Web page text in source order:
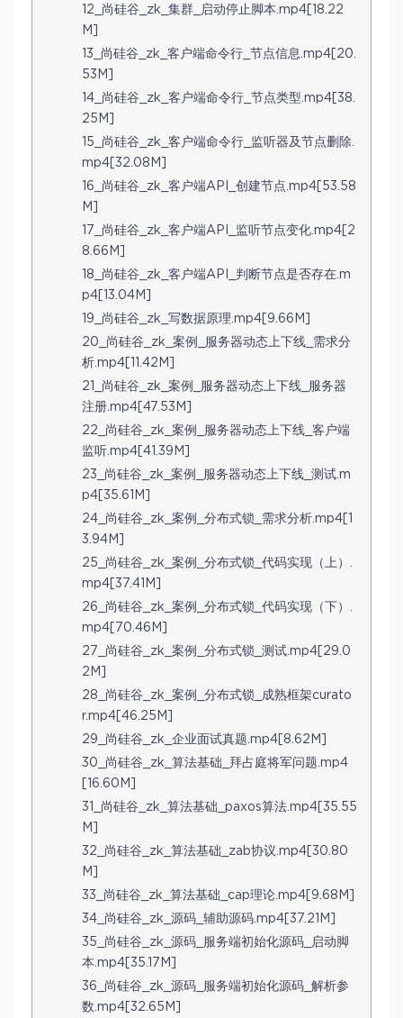
12_尚硅谷_zk_集群_启动停止脚本.mp4[18.22
M]
13_尚硅谷_zk_客户端命令行_节点信息.mp4[20.
53M]
14_尚硅谷_zk_客户端命令行_节点类型.mp4[38.
25M]
15_尚硅谷_zk_客户端命令行_监听器及节点删除.
mp4[32.08M]
16_尚硅谷_zk_客户端API_创建节点.mp4[53.58
M]
17_尚硅谷_zk_客户端API_监听节点变化.mp4[2
8.66M]
18_尚硅谷_zk_客户端API_判断节点是否存在.m
p4[13.04M]
19_尚硅谷_zk_写数据原理.mp4[9.66M]
20_尚硅谷_zk_案例_服务器动态上下线_需求分
析.mp4[11.42M]
21_尚硅谷_zk_案例_服务器动态上下线_服务器
注册.mp4[47.53M]
22_尚硅谷_zk_案例_服务器动态上下线_客户端
监听.mp4[41.39M]
23_尚硅谷_zk_案例_服务器动态上下线_测试.m
p4[35.61M]
24_尚硅谷_zk_案例_分布式锁_需求分析.mp4[1
3.94M]
25_尚硅谷_zk_案例_分布式锁_代码实现（上）.
mp4[37.41M]
26_尚硅谷_zk_案例_分布式锁_代码实现（下）.
mp4[70.46M]
27_尚硅谷_zk_案例_分布式锁_测试.mp4[29.0
2M]
28_尚硅谷_zk_案例_分布式锁_成熟框架curato
r.mp4[46.25M]
29_尚硅谷_zk_企业面试真题.mp4[8.62M]
30_尚硅谷_zk_算法基础_拜占庭将军问题.mp4
[16.60M]
31_尚硅谷_zk_算法基础_paxos算法.mp4[35.55
M]
32_尚硅谷_zk_算法基础_zab协议.mp4[30.80
M]
33_尚硅谷_zk_算法基础_cap理论.mp4[9.68M]
34_尚硅谷_zk_源码_辅助源码.mp4[37.21M]
35_尚硅谷_zk_源码_服务端初始化源码_启动脚
本.mp4[35.17M]
36_尚硅谷_zk_源码_服务端初始化源码_解析参
数.mp4[32.65M]